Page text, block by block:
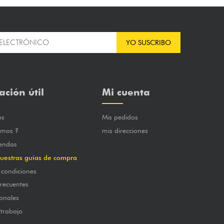
YO SUSCRIBO
útil
?
guías de compra
Mi cuenta
Mis pedidos
mis direcciones